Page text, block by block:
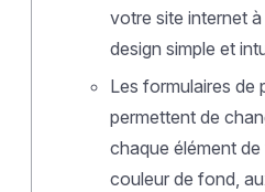
votre site internet
design simple et
Les formulaires de
permettent de
chaque élément
couleur de fond,